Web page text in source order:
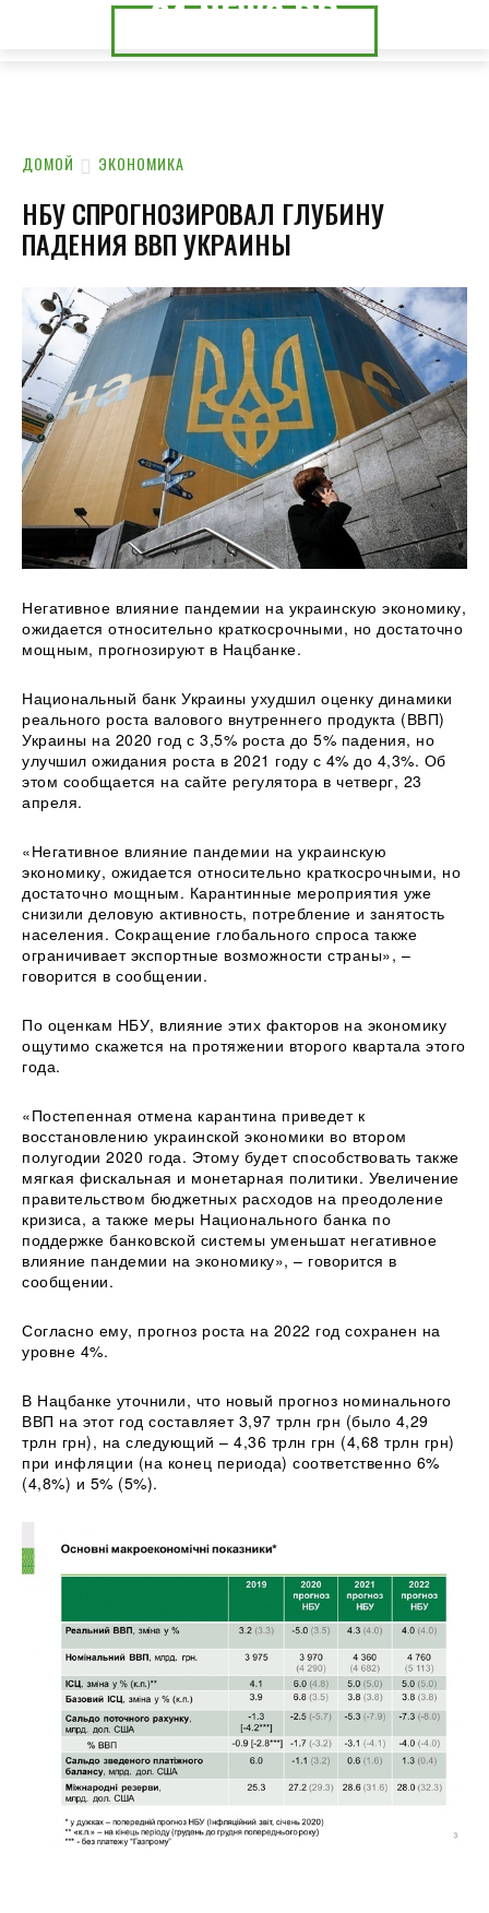
24.NEWS.CK
24.NEWS.DP
ДОМОЙ ЭКОНОМИКА
НБУ СПРОГНОЗИРОВАЛ ГЛУБИНУ
ПАДЕНИЯ ВВП УКРАИНЫ
Негативное влияние пандемии на украинскую экономику,
ожидается относительно краткосрочными, но достаточно
мощным, прогнозируют в Нацбанке.
Национальный банк Украины ухудшил оценку динамики
реального роста валового внутреннего продукта (ВВП)
Украины на 2020 год с 3,5% роста до 5% падения, но
улучшил ожидания роста в 2021 году с 4% до 4,3%. Об
этом сообщается на сайте регулятора в четверг, 23
апреля.
«Негативное влияние пандемии на украинскую
экономику, ожидается относительно краткосрочными, но
достаточно мощным. Карантинные мероприятия уже
снизили деловую активность, потребление и занятость
населения. Сокращение глобального спроса также
ограничивает экспортные возможности страны», –
говорится в сообщении.
По оценкам НБУ, влияние этих факторов на экономику
ощутимо скажется на протяжении второго квартала этого
года.
«Постепенная отмена карантина приведет к
восстановлению украинской экономики во втором
полугодии 2020 года. Этому будет способствовать также
мягкая фискальная и монетарная политики. Увеличение
правительством бюджетных расходов на преодоление
кризиса, а также меры Национального банка по
поддержке банковской системы уменьшат негативное
влияние пандемии на экономику», – говорится в
сообщении.
Согласно ему, прогноз роста на 2022 год сохранен на
уровне 4%.
В Нацбанке уточнили, что новый прогноз номинального
ВВП на этот год составляет 3,97 трлн грн (было 4,29
трлн грн), на следующий – 4,36 трлн грн (4,68 трлн грн)
при инфляции (на конец периода) соответственно 6%
(4,8%) и 5% (5%).